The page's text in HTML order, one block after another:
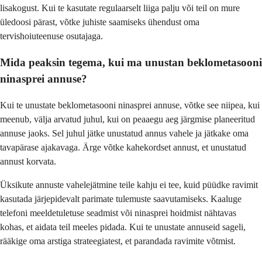
lisakogust. Kui te kasutate regulaarselt liiga palju või teil on mure
üledoosi pärast, võtke juhiste saamiseks ühendust oma
tervishoiuteenuse osutajaga.
Mida peaksin tegema, kui ma unustan beklometasooni
ninasprei annuse?
Kui te unustate beklometasooni ninasprei annuse, võtke see niipea, kui
meenub, välja arvatud juhul, kui on peaaegu aeg järgmise planeeritud
annuse jaoks. Sel juhul jätke unustatud annus vahele ja jätkake oma
tavapärase ajakavaga. Ärge võtke kahekordset annust, et unustatud
annust korvata.
Üksikute annuste vahelejätmine teile kahju ei tee, kuid püüdke ravimit
kasutada järjepidevalt parimate tulemuste saavutamiseks. Kaaluge
telefoni meeldetuletuse seadmist või ninasprei hoidmist nähtavas
kohas, et aidata teil meeles pidada. Kui te unustate annuseid sageli,
rääkige oma arstiga strateegiatest, et parandada ravimite võtmist.